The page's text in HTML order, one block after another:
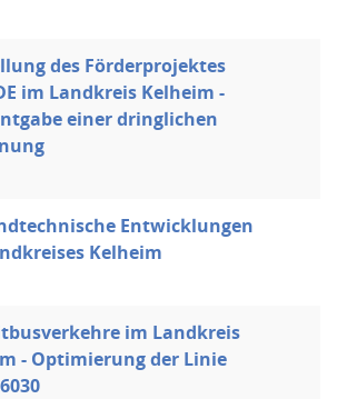
des Förderprojektes
im Landkreis Kelheim -
einer dringlichen
Entwicklungen
Kelheim
im Landkreis
- Optimierung der Linie